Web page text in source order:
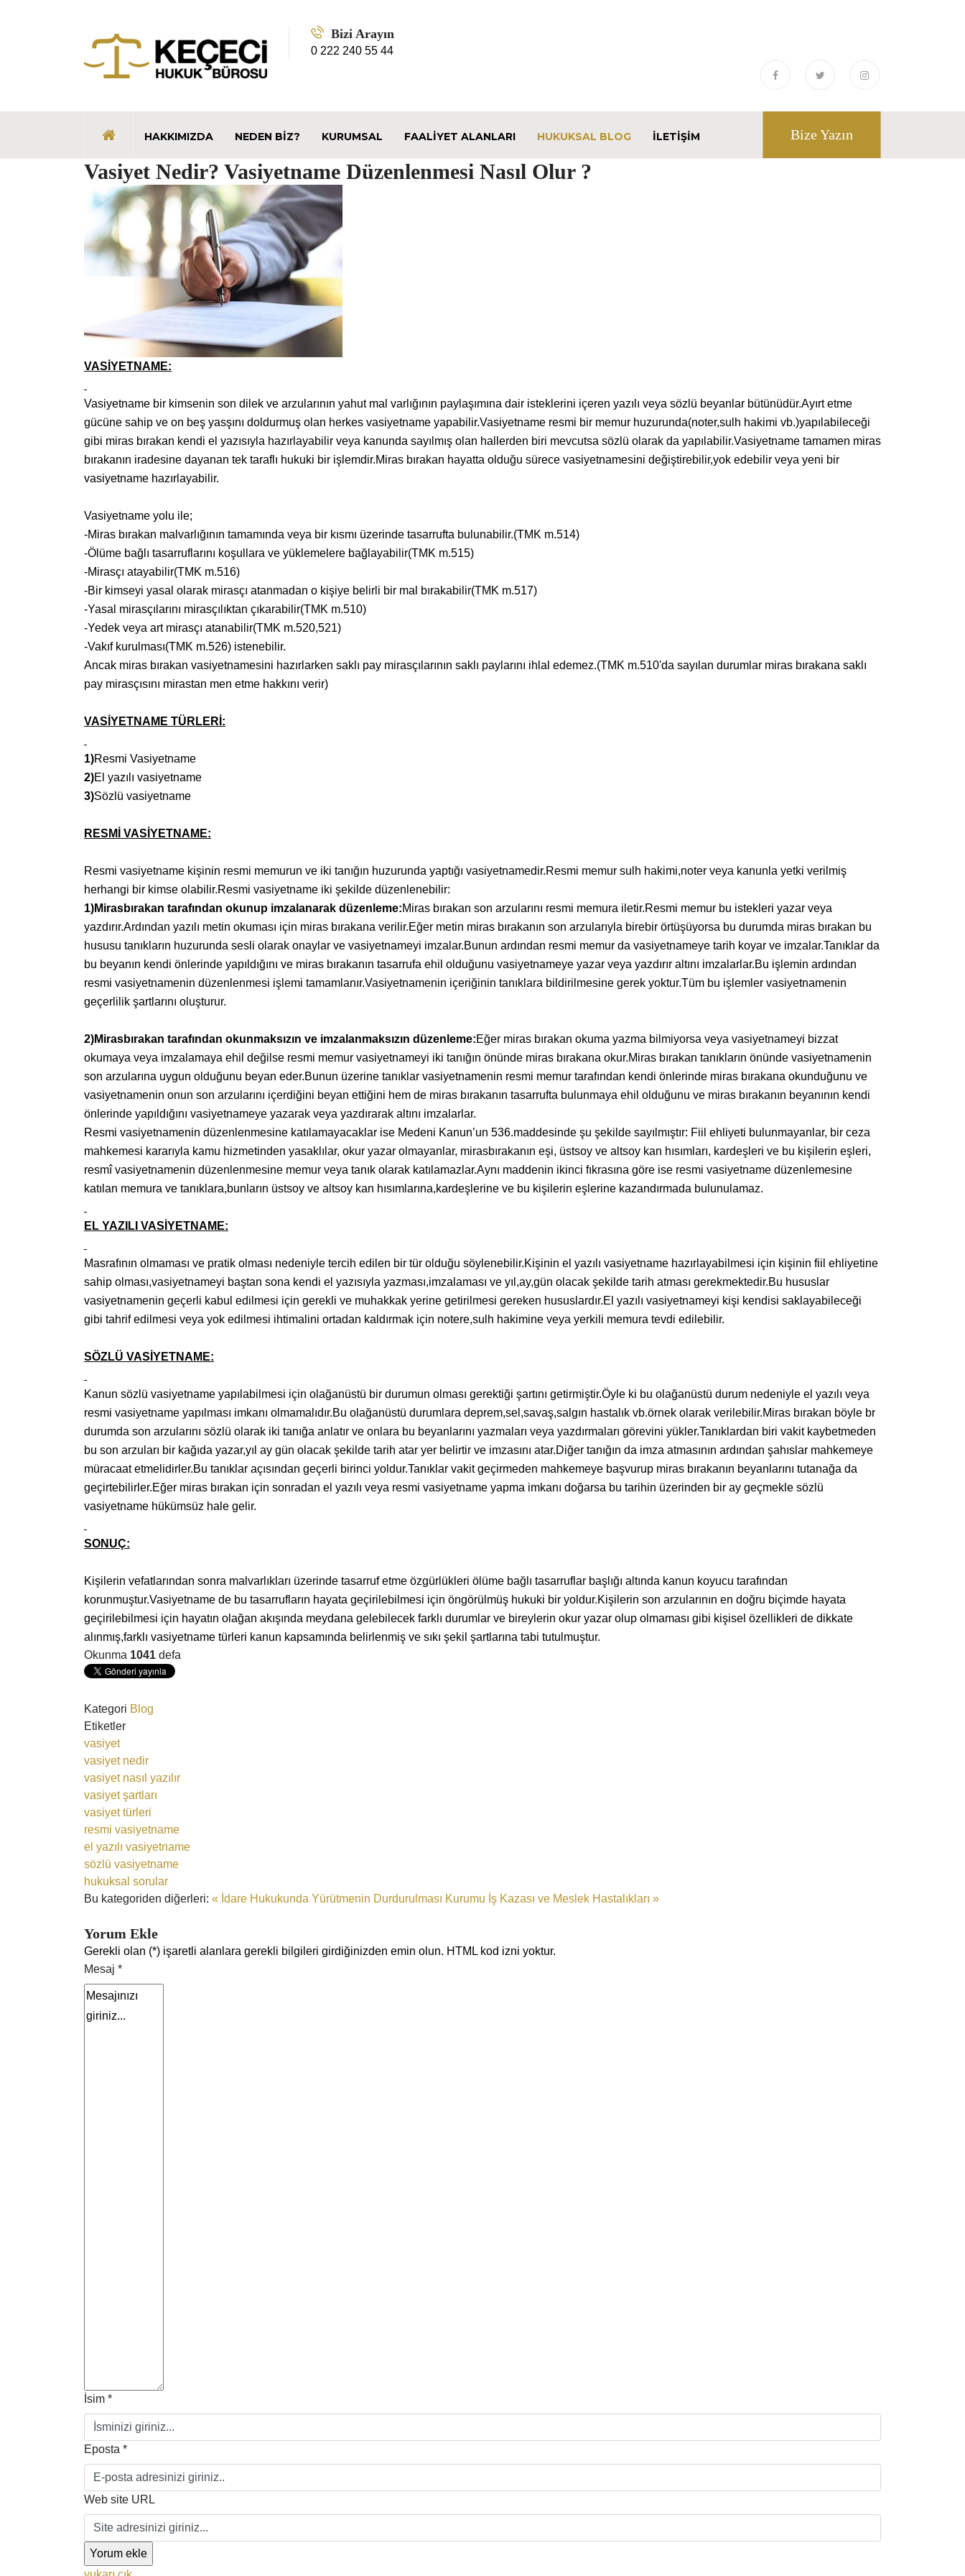
Bizi Arayın
0 222 240 55 44
HAKKIMIZDA NEDEN BIZ? KURUMSAL FAALIYET ALANLARI HUKUKSAL BLOG İLETIŞIM Bize Yazın
Vasiyet Nedir? Vasiyetname Düzenlenmesi Nasıl Olur ?
VASİYETNAME:
Vasiyetname bir kimsenin son dilek ve arzularının yahut mal varlığının paylaşımına dair isteklerini içeren yazılı veya sözlü beyanlar bütünüdür.Ayırt etme
gücüne sahip ve on beş yasşını doldurmuş olan herkes vasiyetname yapabilir.Vasiyetname resmi bir memur huzurunda(noter,sulh hakimi vb.)yapılabileceği
gibi miras bırakan kendi el yazısıyla hazırlayabilir veya kanunda sayılmış olan hallerden biri mevcutsa sözlü olarak da yapılabilir.Vasiyetname tamamen miras
bırakanın iradesine dayanan tek taraflı hukuki bir işlemdir.Miras bırakan hayatta olduğu sürece vasiyetnamesini değiştirebilir,yok edebilir veya yeni bir
vasiyetname hazırlayabilir.
Vasiyetname yolu ile;
-Miras bırakan malvarlığının tamamında veya bir kısmı üzerinde tasarrufta bulunabilir.(TMK m.514)
-Ölüme bağlı tasarruflarını koşullara ve yüklemelere bağlayabilir(TMK m.515)
-Mirasçı atayabilir(TMK m.516)
-Bir kimseyi yasal olarak mirasçı atanmadan o kişiye belirli bir mal bırakabilir(TMK m.517)
-Yasal mirasçılarını mirasçılıktan çıkarabilir(TMK m.510)
-Yedek veya art mirasçı atanabilir(TMK m.520,521)
-Vakıf kurulması(TMK m.526) istenebilir.
Ancak miras bırakan vasiyetnamesini hazırlarken saklı pay mirasçılarının saklı paylarını ihlal edemez.(TMK m.510'da sayılan durumlar miras bırakana saklı
pay mirasçısını mirastan men etme hakkını verir)
VASİYETNAME TÜRLERİ:
1)Resmi Vasiyetname
2)El yazılı vasiyetname
3)Sözlü vasiyetname
RESMİ VASİYETNAME:
Resmi vasiyetname kişinin resmi memurun ve iki tanığın huzurunda yaptığı vasiyetnamedir.Resmi memur sulh hakimi,noter veya kanunla yetki verilmiş
herhangi bir kimse olabilir.Resmi vasiyetname iki şekilde düzenlenebilir:
1)Mirasbırakan tarafından okunup imzalanarak düzenleme:Miras bırakan son arzularını resmi memura iletir.Resmi memur bu istekleri yazar veya
yazdırır.Ardından yazılı metin okuması için miras bırakana verilir.Eğer metin miras bırakanın son arzularıyla birebir örtüşüyorsa bu durumda miras bırakan bu
hususu tanıkların huzurunda sesli olarak onaylar ve vasiyetnameyi imzalar.Bunun ardından resmi memur da vasiyetnameye tarih koyar ve imzalar.Tanıklar da
bu beyanın kendi önlerinde yapıldığını ve miras bırakanın tasarrufa ehil olduğunu vasiyetnameye yazar veya yazdırır altını imzalarlar.Bu işlemin ardından
resmi vasiyetnamenin düzenlenmesi işlemi tamamlanır.Vasiyetnamenin içeriğinin tanıklara bildirilmesine gerek yoktur.Tüm bu işlemler vasiyetnamenin
geçerlilik şartlarını oluşturur.
2)Mirasbırakan tarafından okunmaksızın ve imzalanmaksızın düzenleme:Eğer miras bırakan okuma yazma bilmiyorsa veya vasiyetnameyi bizzat
okumaya veya imzalamaya ehil değilse resmi memur vasiyetnameyi iki tanığın önünde miras bırakana okur.Miras bırakan tanıkların önünde vasiyetnamenin
son arzularına uygun olduğunu beyan eder.Bunun üzerine tanıklar vasiyetnamenin resmi memur tarafından kendi önlerinde miras bırakana okunduğunu ve
vasiyetnamenin onun son arzularını içerdiğini beyan ettiğini hem de miras bırakanın tasarrufta bulunmaya ehil olduğunu ve miras bırakanın beyanının kendi
önlerinde yapıldığını vasiyetnameye yazarak veya yazdırarak altını imzalarlar.
Resmi vasiyetnamenin düzenlenmesine katılamayacaklar ise Medeni Kanun’un 536.maddesinde şu şekilde sayılmıştır: Fiil ehliyeti bulunmayanlar, bir ceza
mahkemesi kararıyla kamu hizmetinden yasaklılar, okur yazar olmayanlar, mirasbırakanın eşi, üstsoy ve altsoy kan hısımları, kardeşleri ve bu kişilerin eşleri,
resmî vasiyetnamenin düzenlenmesine memur veya tanık olarak katılamazlar.Aynı maddenin ikinci fıkrasına göre ise resmi vasiyetname düzenlemesine
katılan memura ve tanıklara,bunların üstsoy ve altsoy kan hısımlarına,kardeşlerine ve bu kişilerin eşlerine kazandırmada bulunulamaz.
EL YAZILI VASİYETNAME:
Masrafının olmaması ve pratik olması nedeniyle tercih edilen bir tür olduğu söylenebilir.Kişinin el yazılı vasiyetname hazırlayabilmesi için kişinin fiil ehliyetine
sahip olması,vasiyetnameyi baştan sona kendi el yazısıyla yazması,imzalaması ve yıl,ay,gün olacak şekilde tarih atması gerekmektedir.Bu hususlar
vasiyetnamenin geçerli kabul edilmesi için gerekli ve muhakkak yerine getirilmesi gereken hususlardır.El yazılı vasiyetnameyi kişi kendisi saklayabileceği
gibi tahrif edilmesi veya yok edilmesi ihtimalini ortadan kaldırmak için notere,sulh hakimine veya yerkili memura tevdi edilebilir.
SÖZLÜ VASİYETNAME:
Kanun sözlü vasiyetname yapılabilmesi için olağanüstü bir durumun olması gerektiği şartını getirmiştir.Öyle ki bu olağanüstü durum nedeniyle el yazılı veya
resmi vasiyetname yapılması imkanı olmamalıdır.Bu olağanüstü durumlara deprem,sel,savaş,salgın hastalık vb.örnek olarak verilebilir.Miras bırakan böyle br
durumda son arzularını sözlü olarak iki tanığa anlatır ve onlara bu beyanlarını yazmaları veya yazdırmaları görevini yükler.Tanıklardan biri vakit kaybetmeden
bu son arzuları bir kağıda yazar,yıl ay gün olacak şekilde tarih atar yer belirtir ve imzasını atar.Diğer tanığın da imza atmasının ardından şahıslar mahkemeye
müracaat etmelidirler.Bu tanıklar açısından geçerli birinci yoldur.Tanıklar vakit geçirmeden mahkemeye başvurup miras bırakanın beyanlarını tutanağa da
geçirtebilirler.Eğer miras bırakan için sonradan el yazılı veya resmi vasiyetname yapma imkanı doğarsa bu tarihin üzerinden bir ay geçmekle sözlü
vasiyetname hükümsüz hale gelir.
SONUÇ:
Kişilerin vefatlarından sonra malvarlıkları üzerinde tasarruf etme özgürlükleri ölüme bağlı tasarruflar başlığı altında kanun koyucu tarafından
korunmuştur.Vasiyetname de bu tasarrufların hayata geçirilebilmesi için öngörülmüş hukuki bir yoldur.Kişilerin son arzularının en doğru biçimde hayata
geçirilebilmesi için hayatın olağan akışında meydana gelebilecek farklı durumlar ve bireylerin okur yazar olup olmaması gibi kişisel özellikleri de dikkate
alınmış,farklı vasiyetname türleri kanun kapsamında belirlenmiş ve sıkı şekil şartlarına tabi tutulmuştur.
Okunma 1041 defa
Kategori Blog
Etiketler
vasiyet
vasiyet nedir
vasiyet nasıl yazılır
vasiyet şartları
vasiyet türleri
resmi vasiyetname
el yazılı vasiyetname
sözlü vasiyetname
hukuksal sorular
Bu kategoriden diğerleri: « İdare Hukukunda Yürütmenin Durdurulması Kurumu İş Kazası ve Meslek Hastalıkları »
Yorum Ekle
Gerekli olan (*) işaretli alanlara gerekli bilgileri girdiğinizden emin olun. HTML kod izni yoktur.
Mesaj *
İsim *
Eposta *
Web site URL